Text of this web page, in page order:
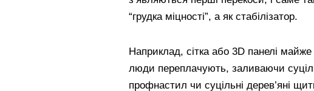
“грудка міцності”, а як стабілізатор.
Наприклад, сітка або 3D панелі
люди переплачують, заливаючи
профнастил чи суцільні дерев’яні